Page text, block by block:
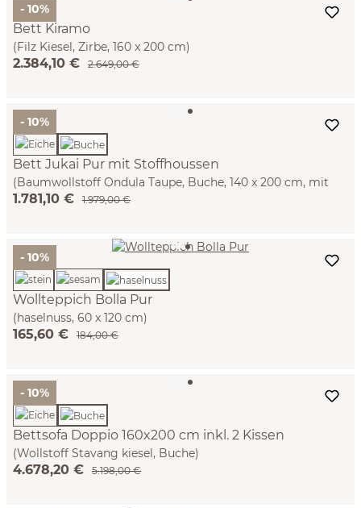
- 10%
Bett Kiramo
(Filz Kiesel, Zirbe, 160 x 200 cm)
2.384,10 € 2.649,00 €
- 10%
Bett Jukai Pur mit Stoffhoussen
(Baumwollstoff Ondula Taupe, Buche, 140 x 200 cm, mit
Stoffhoussen)
1.781,10 € 1.979,00 €
- 10%
Wollteppich Bolla Pur
(haselnuss, 60 x 120 cm)
165,60 € 184,00 €
- 10%
Bettsofa Doppio 160x200 cm inkl. 2 Kissen
(Wollstoff Stavang kiesel, Buche)
4.678,20 € 5.198,00 €